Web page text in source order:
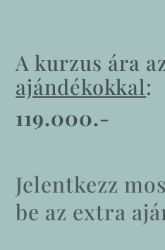
A kurzus ára
ajándékokkal:
119.000.-
Jelentkezz
be az extra